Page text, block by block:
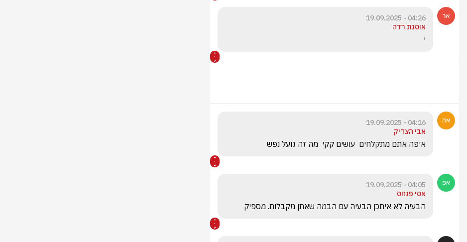
04:26 - 19.09.2025
אוסנת רדה
י
04:16 - 19.09.2025
אבי הצדיק
איפה אתם מתקלחים  עושים קקי  מה זה גועל נפש
04:05 - 19.09.2025
אסי פנחס
הבעיה לא איתכן הבעיה עם הבמה שאתן מקבלות. מספיק